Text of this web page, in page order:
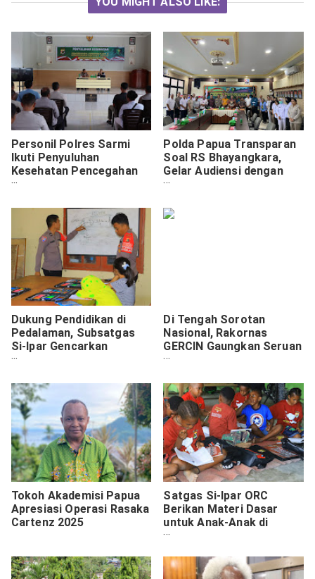
Personil Polres Sarmi
Ikuti Penyuluhan
Kesehatan Pencegahan
dan Pengendalian
Biddokkes Polda Papua
Polda Papua Transparan
Soal RS Bhayangkara,
Gelar Audiensi dengan
Kemendagri dan MRP
Dukung Pendidikan di
Pedalaman, Subsatgas
Si-Ipar Gencarkan
Program Belajar Bersama
Di Tengah Sorotan
Nasional, Rakornas
GERCIN Gaungkan Seruan
Perubahan Besar untuk
Tokoh Akademisi Papua
Apresiasi Operasi Rasaka
Cartenz 2025
Satgas Si-Ipar ORC
Berikan Materi Dasar
untuk Anak-Anak di
Yalimo